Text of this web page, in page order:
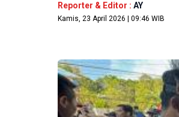
Reporter & Editor : AY
Kamis, 23 April 2026 | 09:46 WIB